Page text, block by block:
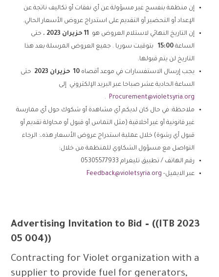
إن منظمة بنفسج غير مسؤولة عن أي نفقات أو تكاليف ناتجة عن
الإعداد أو التحضير أو التقديم على استدراج عروض الأسعار الحالي.
إن التاريخ النهائي لاستلام العروض هو
. حتى
الساعة 15:00
بتوقيت سوريا . جميع العروض المرسلة بعد هذا
التاريخ لن يتم قبولها.
يجب إرسال الاستفسارات في موعد أقصاه 10 حزيران
حتى
الساعة الحادية عشر صباحا عبر البريد الإلكتروني إلى
Procurement@violetsyria.org
.
ملاحظة: في حال كان لديكم أي مشاهدة أو شكوك حول أي ممارسة
غير قانونية أو غير أخلاقية (مثل التماس أو قبول أو محاولة تقديم أو
قبول أي رشوة) خلال عملية استدراج عروض الأسعار هذه،: الرجاء
التواصل مع مسؤول الشكاوي للمنظمة من خلال:
رقم الهاتف / تطبيق تليغرام 05305577933
عبر الايميل- Feedback@violetsyria.org
Advertising Invitation to Bid – ((ITB 2023
05 004))
Contracting for Violet organization with a
supplier to provide fuel for generators,